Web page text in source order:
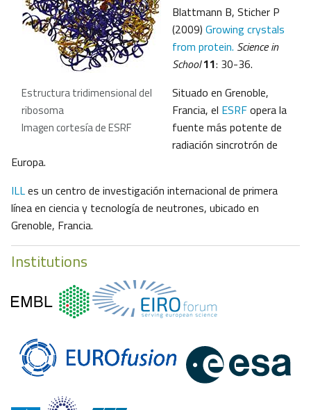
Estructura tridimensional del
ribosoma
Imagen cortesía de ESRF
Blattmann B, Sticher P
(2009) Growing crystals
from protein. Science in
School11: 30-36.
Situado en Grenoble,
Francia, el ESRFopera la
fuente más potente de
radiación sincrotrón de
Europa.
ILLes un centro de investigación internacional de primera
línea en ciencia y tecnología de neutrones, ubicado en
Grenoble, Francia.
Institutions